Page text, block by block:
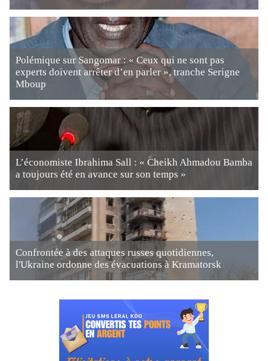
Polémique sur Sangomar : « Ceux qui ne sont pas
experts doivent arrêter d’en parler », tranche Serigne
Mboup
L’économiste Ibrahima Sall : « Cheikh Ahmadou Bamba
a toujours été en avance sur son temps »
Confrontée à des attaques russes quotidiennes,
l'Ukraine ordonne des évacuations à Kramatorsk